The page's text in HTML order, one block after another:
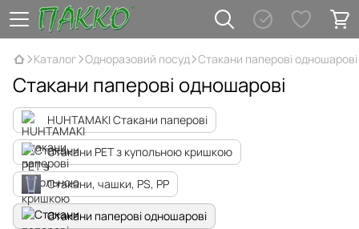
Каталог Одноразовий посуд Стакани паперові одношарові
Стакани паперові одношарові
HUHTAMAKI Стакани паперові
Стакани PET з купольною кришкою
Стакани, чашки, PS, PP
Стакани паперові одношарові